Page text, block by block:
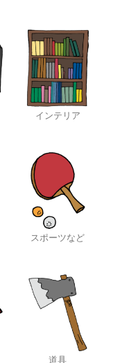
インテリア
スポーツなど
道具